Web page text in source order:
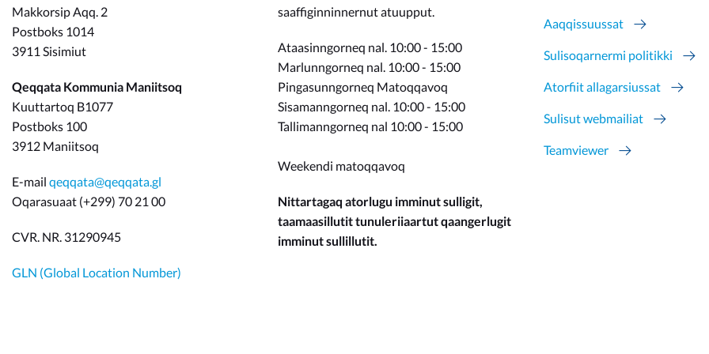
Makkorsip Aqq. 2
Postboks 1014
3911 Sisimiut
Qeqqata Kommunia Maniitsoq
Kuuttartoq B1077
Postboks 100
3912 Maniitsoq
E-mail qeqqata@qeqqata.gl
Oqarasuaat (+299) 70 21 00
CVR. NR. 31290945
GLN (Global Location Number)
saaffiginninnernut atuupput.
Ataasinngorneq nal. 10:00 - 15:00
Marlunngorneq nal. 10:00 - 15:00
Pingasunngorneq Matoqqavoq
Sisamanngorneq nal. 10:00 - 15:00
Tallimanngorneq nal 10:00 - 15:00
Weekendi matoqqavoq
Nittartagaq atorlugu imminut sulligit,
taamaasillutit tunuleriiaartut qaangerlugit
imminut sullillutit.
Aaqqissuussat
Sulisoqarnermi politikki
Atorfiit allagarsiussat
Sulisut webmailiat
Teamviewer